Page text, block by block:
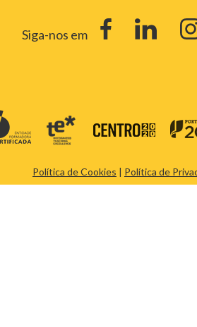
Siga-nos em
Política de Cookies | Política de